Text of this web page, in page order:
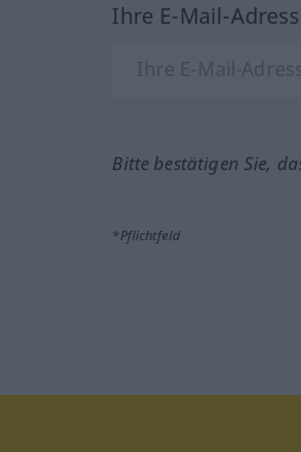
Ihre E-Mail-
Bitte bestätigen Sie,
*Pflichtfeld